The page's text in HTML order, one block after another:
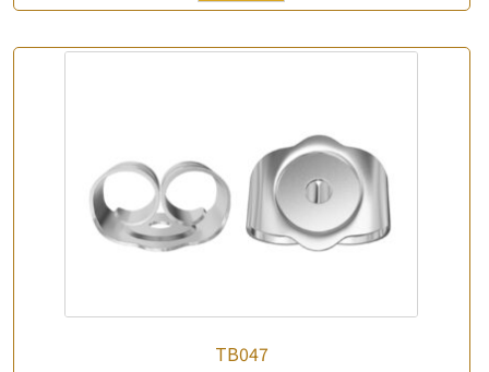
查詢以下產品
TB047